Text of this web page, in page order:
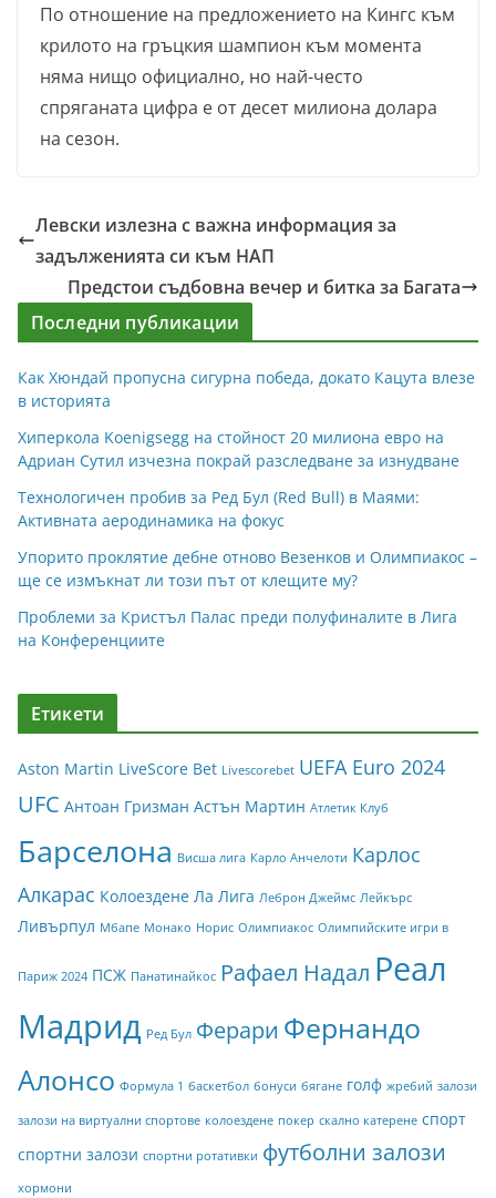
По отношение на предложението на Кингс към
крилото на гръцкия шампион към момента
няма нищо официално, но най-често
спряганата цифра е от десет милиона долара
на сезон.
Левски излезна с важна информация за
задълженията си към НАП
Предстои съдбовна вечер и битка за Багата
Последни публикации
Как Хюндай пропусна сигурна победа, докато Кацута влезе
в историята
Хиперкола Koenigsegg на стойност 20 милиона евро на
Адриан Сутил изчезна покрай разследване за изнудване
Технологичен пробив за Ред Бул (Red Bull) в Маями:
Активната аеродинамика на фокус
Упорито проклятие дебне отново Везенков и Олимпиакос –
ще се измъкнат ли този път от клещите му?
Проблеми за Кристъл Палас преди полуфиналите в Лига
на Конференциите
Етикети
Aston Martin LiveScore Bet Livescorebet UEFA Euro 2024
UFC Антоан Гризман Астън Мартин Атлетик Клуб
Барселона Висша лига Карло Анчелоти Карлос
Алкарас Колоездене Ла Лига Леброн Джеймс Лейкърс
Ливърпул Мбапе Монако Норис Олимпиакос Олимпийските игри в
Париж 2024 ПСЖ Панатинайкос Рафаел Надал Реал
Мадрид Ред Бул Ферари Фернандо
Алонсо Формула 1 баскетбол бонуси бягане голф жребий залози
залози на виртуални спортове колоездене покер скално катерене спорт
спортни залози спортни ротативки футболни залози
хормони